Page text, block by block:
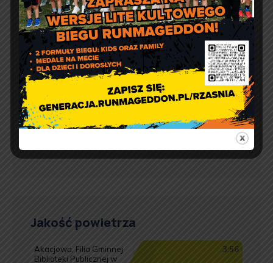
e-doręczenia:AE:PL-57726-56911-GBSAJ-23
adres email:gmina@rzasnia.pl
tel. 44 631-71-22 (biuro podawcze)
Godziny otwarcia Urzędu:
pon.: 9:00 – 17:00
wt. – pt.: 7:30 – 15:30
Jakość powietrza